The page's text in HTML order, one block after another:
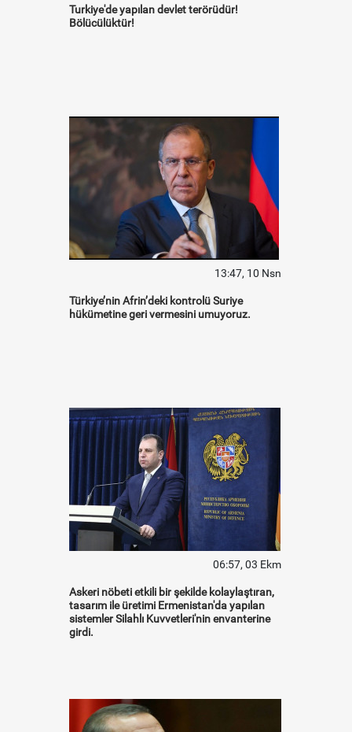
Turkiye'de yapılan devlet terörüdür!
Bölücülüktür!
13:47, 10 Nsn
Türkiye’nin Afrin’deki kontrolü Suriye
hükümetine geri vermesini umuyoruz.
06:57, 03 Ekm
Askeri nöbeti etkili bir şekilde kolaylaştıran,
tasarım ile üretimi Ermenistan'da yapılan
sistemler Silahlı Kuvvetleri'nin envanterine
girdi.